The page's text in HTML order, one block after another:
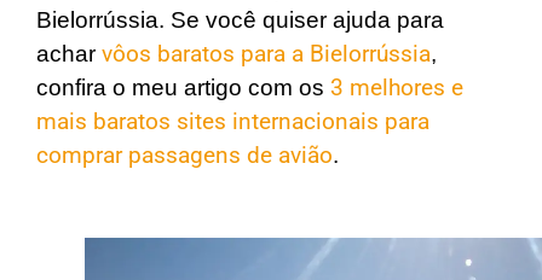
Bielorrússia. Se você quiser ajuda para
achar vôos baratos para a Bielorrússia,
confira o meu artigo com os 3 melhores e
mais baratos sites internacionais para
comprar passagens de avião.